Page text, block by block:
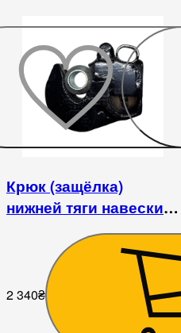
Крюк (защёлка)
нижней тяги навески
трактора (D-29mm)
2 340₴